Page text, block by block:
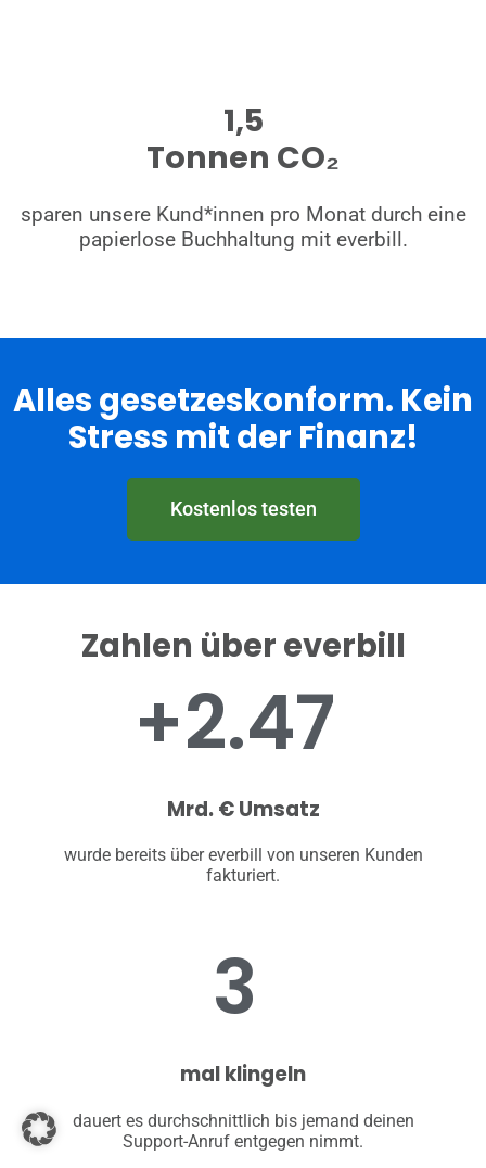
1,5
Tonnen CO₂
sparen unsere Kund*innen pro Monat durch eine
papierlose Buchhaltung mit everbill.
Alles gesetzeskonform. Kein
Stress mit der Finanz!
Kostenlos testen
Zahlen über everbill
+2.47
Mrd. € Umsatz
wurde bereits über everbill von unseren Kunden
fakturiert.
3
mal klingeln
dauert es durchschnittlich bis jemand deinen
Support-Anruf entgegen nimmt.